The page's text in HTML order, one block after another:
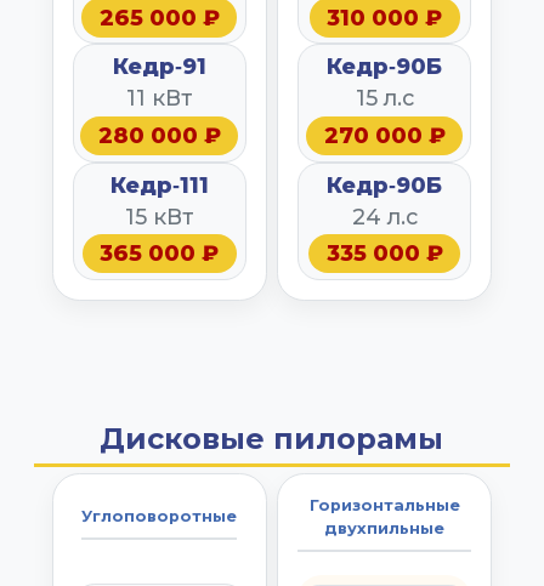
265 000 ₽
Кедр‑91
11 кВт
280 000 ₽
Кедр‑111
15 кВт
365 000 ₽
310 000 ₽
Кедр‑90Б
15 л.с
270 000 ₽
Кедр‑90Б
24 л.с
335 000 ₽
Дисковые пилорамы
Углоповоротные
Горизонтальные
двухпильные